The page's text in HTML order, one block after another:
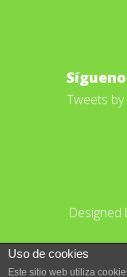
Tweets by
Designed
Uso de cookies
Este sitio web utiliza